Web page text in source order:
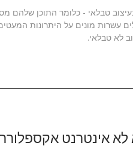
טבלאי - כלומר התוכן שלהם
עשרות מונים על היתרונות
לא טבלאי.
אינטרנט